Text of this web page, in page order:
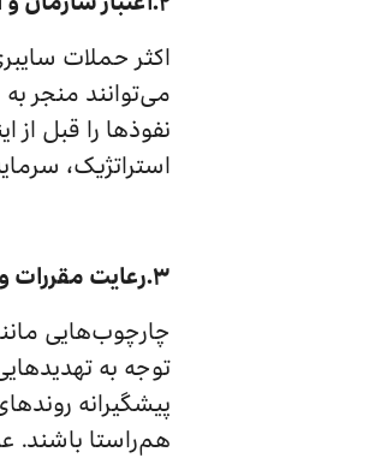
اکثر حملات
می‌توانند منجر
نفوذها را قبل از
استراتژیک،
۳.رعایت مقررات و الزامات قانونی
توجه به
پیشگیرانه
هم‌راستا باشند.